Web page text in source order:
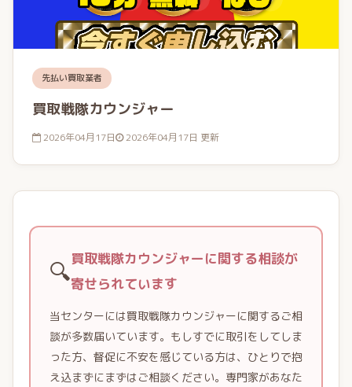
先払い買取業者
買取戦隊カウンジャー
2026年04月17日 2026年04月17日 更新
🔍買取戦隊カウンジャーに関する相談が
寄せられています
当センターには買取戦隊カウンジャーに関するご相
談が多数届いています。もしすでに取引をしてしま
った方、督促に不安を感じている方は、ひとりで抱
え込まずにまずはご相談ください。専門家があなた